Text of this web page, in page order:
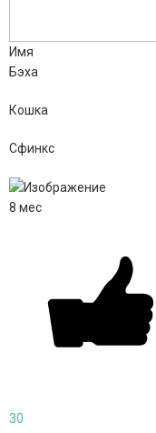
Имя
Бэха
Кошка
Сфинкс
8 мес
30